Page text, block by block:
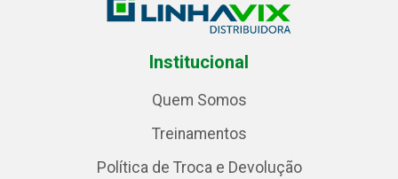
Institucional
Quem Somos
Treinamentos
Política de Troca e Devolução